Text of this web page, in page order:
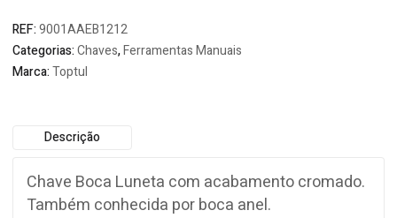
REF:9001AAEB1212
Categorias:Chaves,Ferramentas Manuais
Marca:Toptul
Descrição
Chave Boca Luneta com acabamento cromado.
Também conhecida por boca anel.